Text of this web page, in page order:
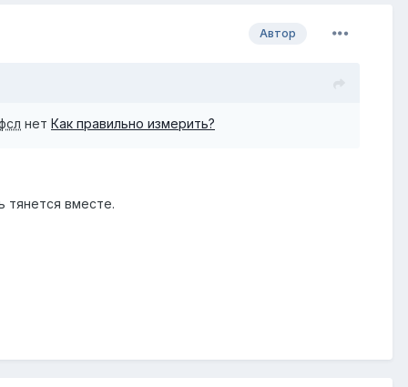
Автор
нет Как правильно измерить?
тянется вместе.